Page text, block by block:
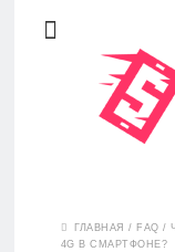
ГЛАВНАЯ / FAQ /
4G В СМАРТФОНЕ?